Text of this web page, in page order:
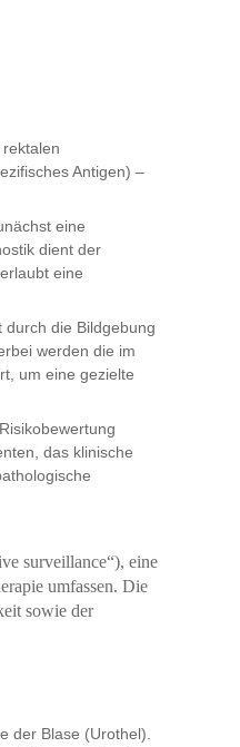
Antigen) –
eine
dient der
eine
die Bildgebung
werden die im
um eine gezielte
das klinische
surveillance“), eine
umfassen. Die
sowie der
der Blase (Urothel).